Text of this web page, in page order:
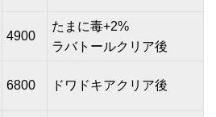
4900
たまに毒+2%
ラバトールクリア後
6800 ドワドキアクリア後